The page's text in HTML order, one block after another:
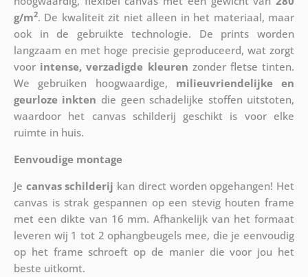
g/m2. De kwaliteit zit niet alleen in het materiaal, maar
ook in de gebruikte technologie. De prints worden
langzaam en met hoge precisie geproduceerd, wat zorgt
voor intense, verzadigde kleuren zonder fletse tinten.
We gebruiken hoogwaardige, milieuvriendelijke en
geurloze inkten die geen schadelijke stoffen uitstoten,
waardoor het canvas schilderij geschikt is voor elke
ruimte in huis.
Eenvoudige montage
Je canvas schilderij kan direct worden opgehangen! Het
canvas is strak gespannen op een stevig houten frame
met een dikte van 16 mm. Afhankelijk van het formaat
leveren wij 1 tot 2 ophangbeugels mee, die je eenvoudig
op het frame schroeft op de manier die voor jou het
beste uitkomt.